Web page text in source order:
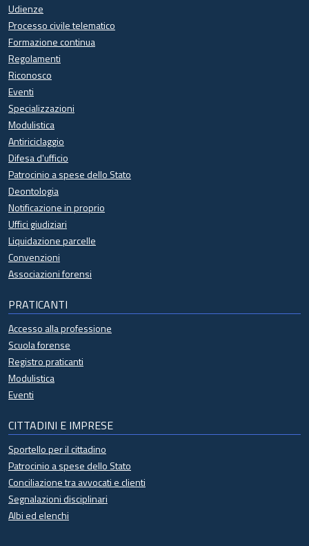
Udienze
Processo civile telematico
Formazione continua
Regolamenti
Riconosco
Eventi
Specializzazioni
Modulistica
Antiriciclaggio
Difesa d'ufficio
Patrocinio a spese dello Stato
Deontologia
Notificazione in proprio
Uffici giudiziari
Liquidazione parcelle
Convenzioni
Associazioni forensi
PRATICANTI
Accesso alla professione
Scuola forense
Registro praticanti
Modulistica
Eventi
CITTADINI E IMPRESE
Sportello per il cittadino
Patrocinio a spese dello Stato
Conciliazione tra avvocati e clienti
Segnalazioni disciplinari
Albi ed elenchi